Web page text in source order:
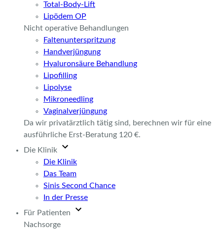
Total-Body-Lift
Lipödem OP
Nicht operative Behandlungen
Faltenunterspritzung
Handverjüngung
Hyaluronsäure Behandlung
Lipofilling
Lipolyse
Mikroneedling
Vaginalverjüngung
Da wir privatärztlich tätig sind, berechnen wir für eine
ausführliche Erst-Beratung 120 €.
Die Klinik
Die Klinik
Das Team
Sinis Second Chance
In der Presse
Für Patienten
Nachsorge